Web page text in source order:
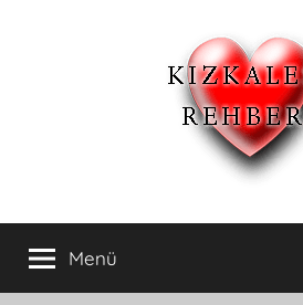
Kızkalesi
Otelleri
Pansiyon,Otel
ve
Menü